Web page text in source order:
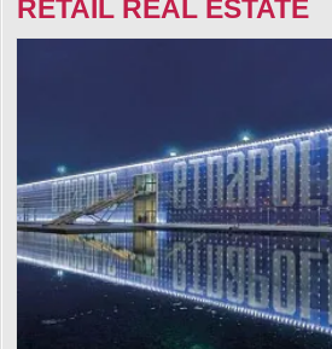
RETAIL REAL ESTATE